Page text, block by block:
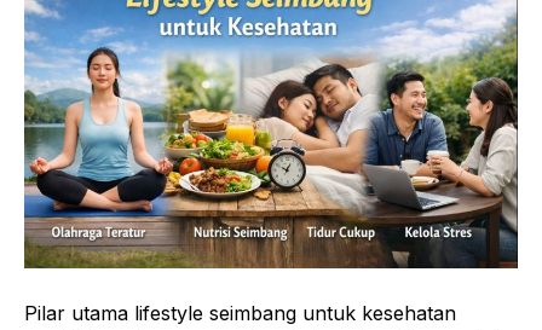
Pilar utama lifestyle seimbang untuk kesehatan